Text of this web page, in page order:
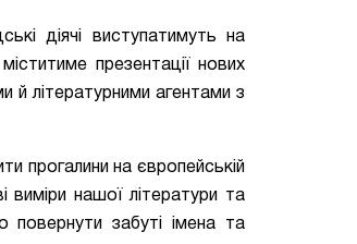
діячі виступатимуть на
презентації нових
й літературними агентами з
прогалини на європейській
виміри нашої літератури та
повернути забуті імена та